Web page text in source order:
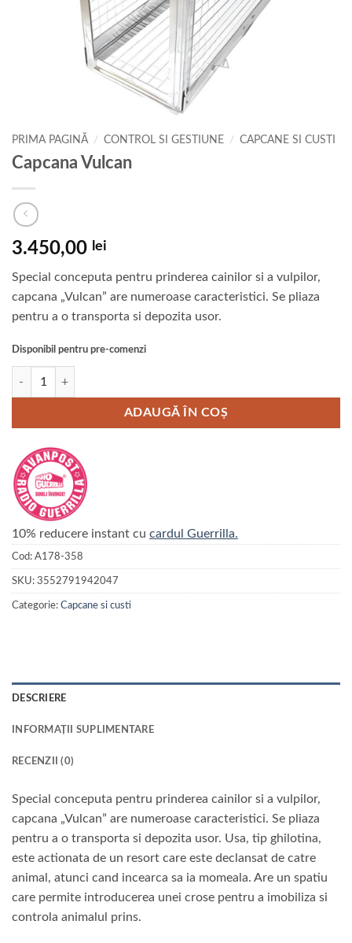
PRIMA PAGINĂ / CONTROL SI GESTIUNE / CAPCANE SI CUSTI
Capcana Vulcan
3.450,00 lei
Special conceputa pentru prinderea cainilor si a vulpilor,
capcana „Vulcan” are numeroase caracteristici. Se pliaza
pentru a o transporta si depozita usor.
Disponibil pentru pre-comenzi
Cantitate Capcana Vulcan
ADAUGĂ ÎN COȘ
10% reducere instant cu cardul Guerrilla.
Cod: A178-358
SKU: 3552791942047
Categorie: Capcane si custi
DESCRIERE
INFORMAȚII SUPLIMENTARE
RECENZII (0)
Special conceputa pentru prinderea cainilor si a vulpilor,
capcana „Vulcan” are numeroase caracteristici. Se pliaza
pentru a o transporta si depozita usor. Usa, tip ghilotina,
este actionata de un resort care este declansat de catre
animal, atunci cand incearca sa ia momeala. Are un spatiu
care permite introducerea unei crose pentru a imobiliza si
controla animalul prins.